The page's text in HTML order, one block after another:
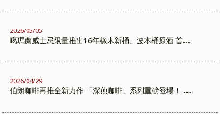
2026/05/05
噶瑪蘭威士忌限量推出16年橡木新桶、波本桶原酒 首度
2026/04/29
伯朗咖啡再推全新力作 「深煎咖啡」系列重磅登場！ 攜